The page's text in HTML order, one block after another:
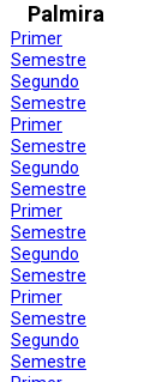
Palmira
Primer
Semestre
Segundo
Semestre
Primer
Semestre
Segundo
Semestre
Primer
Semestre
Segundo
Semestre
Primer
Semestre
Segundo
Semestre